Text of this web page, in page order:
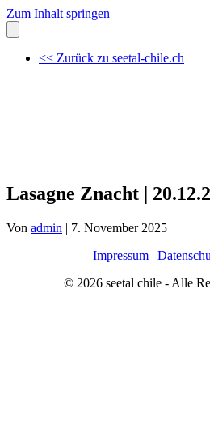
Zum Inhalt springen
<< Zurück zu seetal-chile.ch
Lasagne Znacht |
Von admin | 7. November 2025
Impressum |
© 2026 seetal chile - Alle